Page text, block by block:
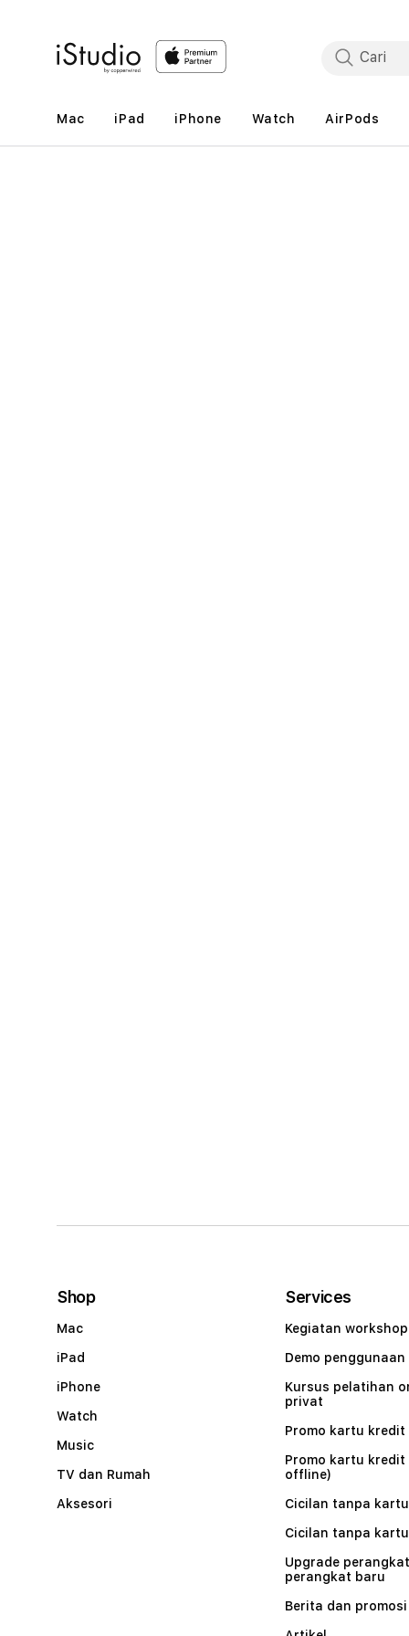
Mac iPad iPhone Watch AirPods
Shop
Mac
iPad
iPhone
Watch
Music
TV dan Rumah
Aksesori
Services
Kegiatan workshop
Demo penggunaan
Kursus pelatihan
privat
Promo kartu kredit
Promo kartu kredit
offline)
Cicilan tanpa
Cicilan tanpa
Upgrade
perangkat baru
Berita dan promosi